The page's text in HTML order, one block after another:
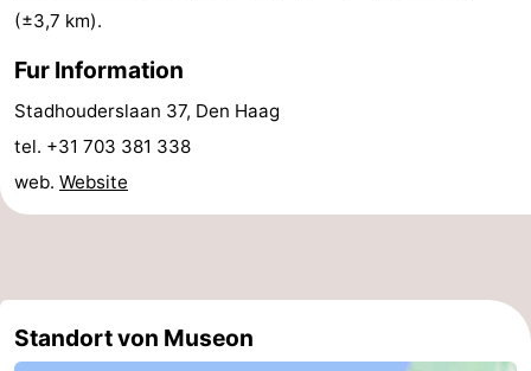
aan
Noordhollands
aan
Natur
Zuid-
-
Amsterdam
Zandvoort
Südholland
-
(±3,7 km).
Fur Information
Stadhouderslaan 37, Den Haag
tel. +31 703 381 338
web. Website
Standort von Museon